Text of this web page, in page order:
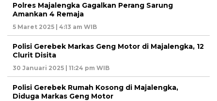
Polres Majalengka Gagalkan Perang Sarung
Amankan 4 Remaja
5 Maret 2025 | 4:13 am WIB
Polisi Gerebek Markas Geng Motor di Majalengka, 12
Clurit Disita
30 Januari 2025 | 11:24 pm WIB
Polisi Gerebek Rumah Kosong di Majalengka,
Diduga Markas Geng Motor